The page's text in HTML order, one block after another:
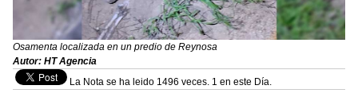
Osamenta localizada en un predio de Reynosa
Autor: HT Agencia
La Nota se ha leido 1496 veces. 1 en este Día.